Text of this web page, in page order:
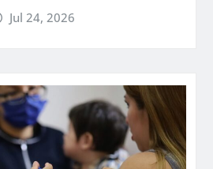
Jul 24, 2026